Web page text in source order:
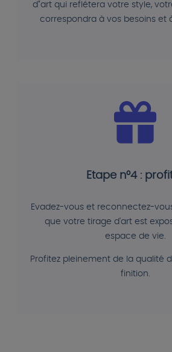
d"art qui reflétera votre style,
correspondra à vos besoins et
Etape n°4 :
Evadez-vous et reconnectez-
que votre tirage d'art est
espace de vie.
Profitez pleinement de la qualité
finition.